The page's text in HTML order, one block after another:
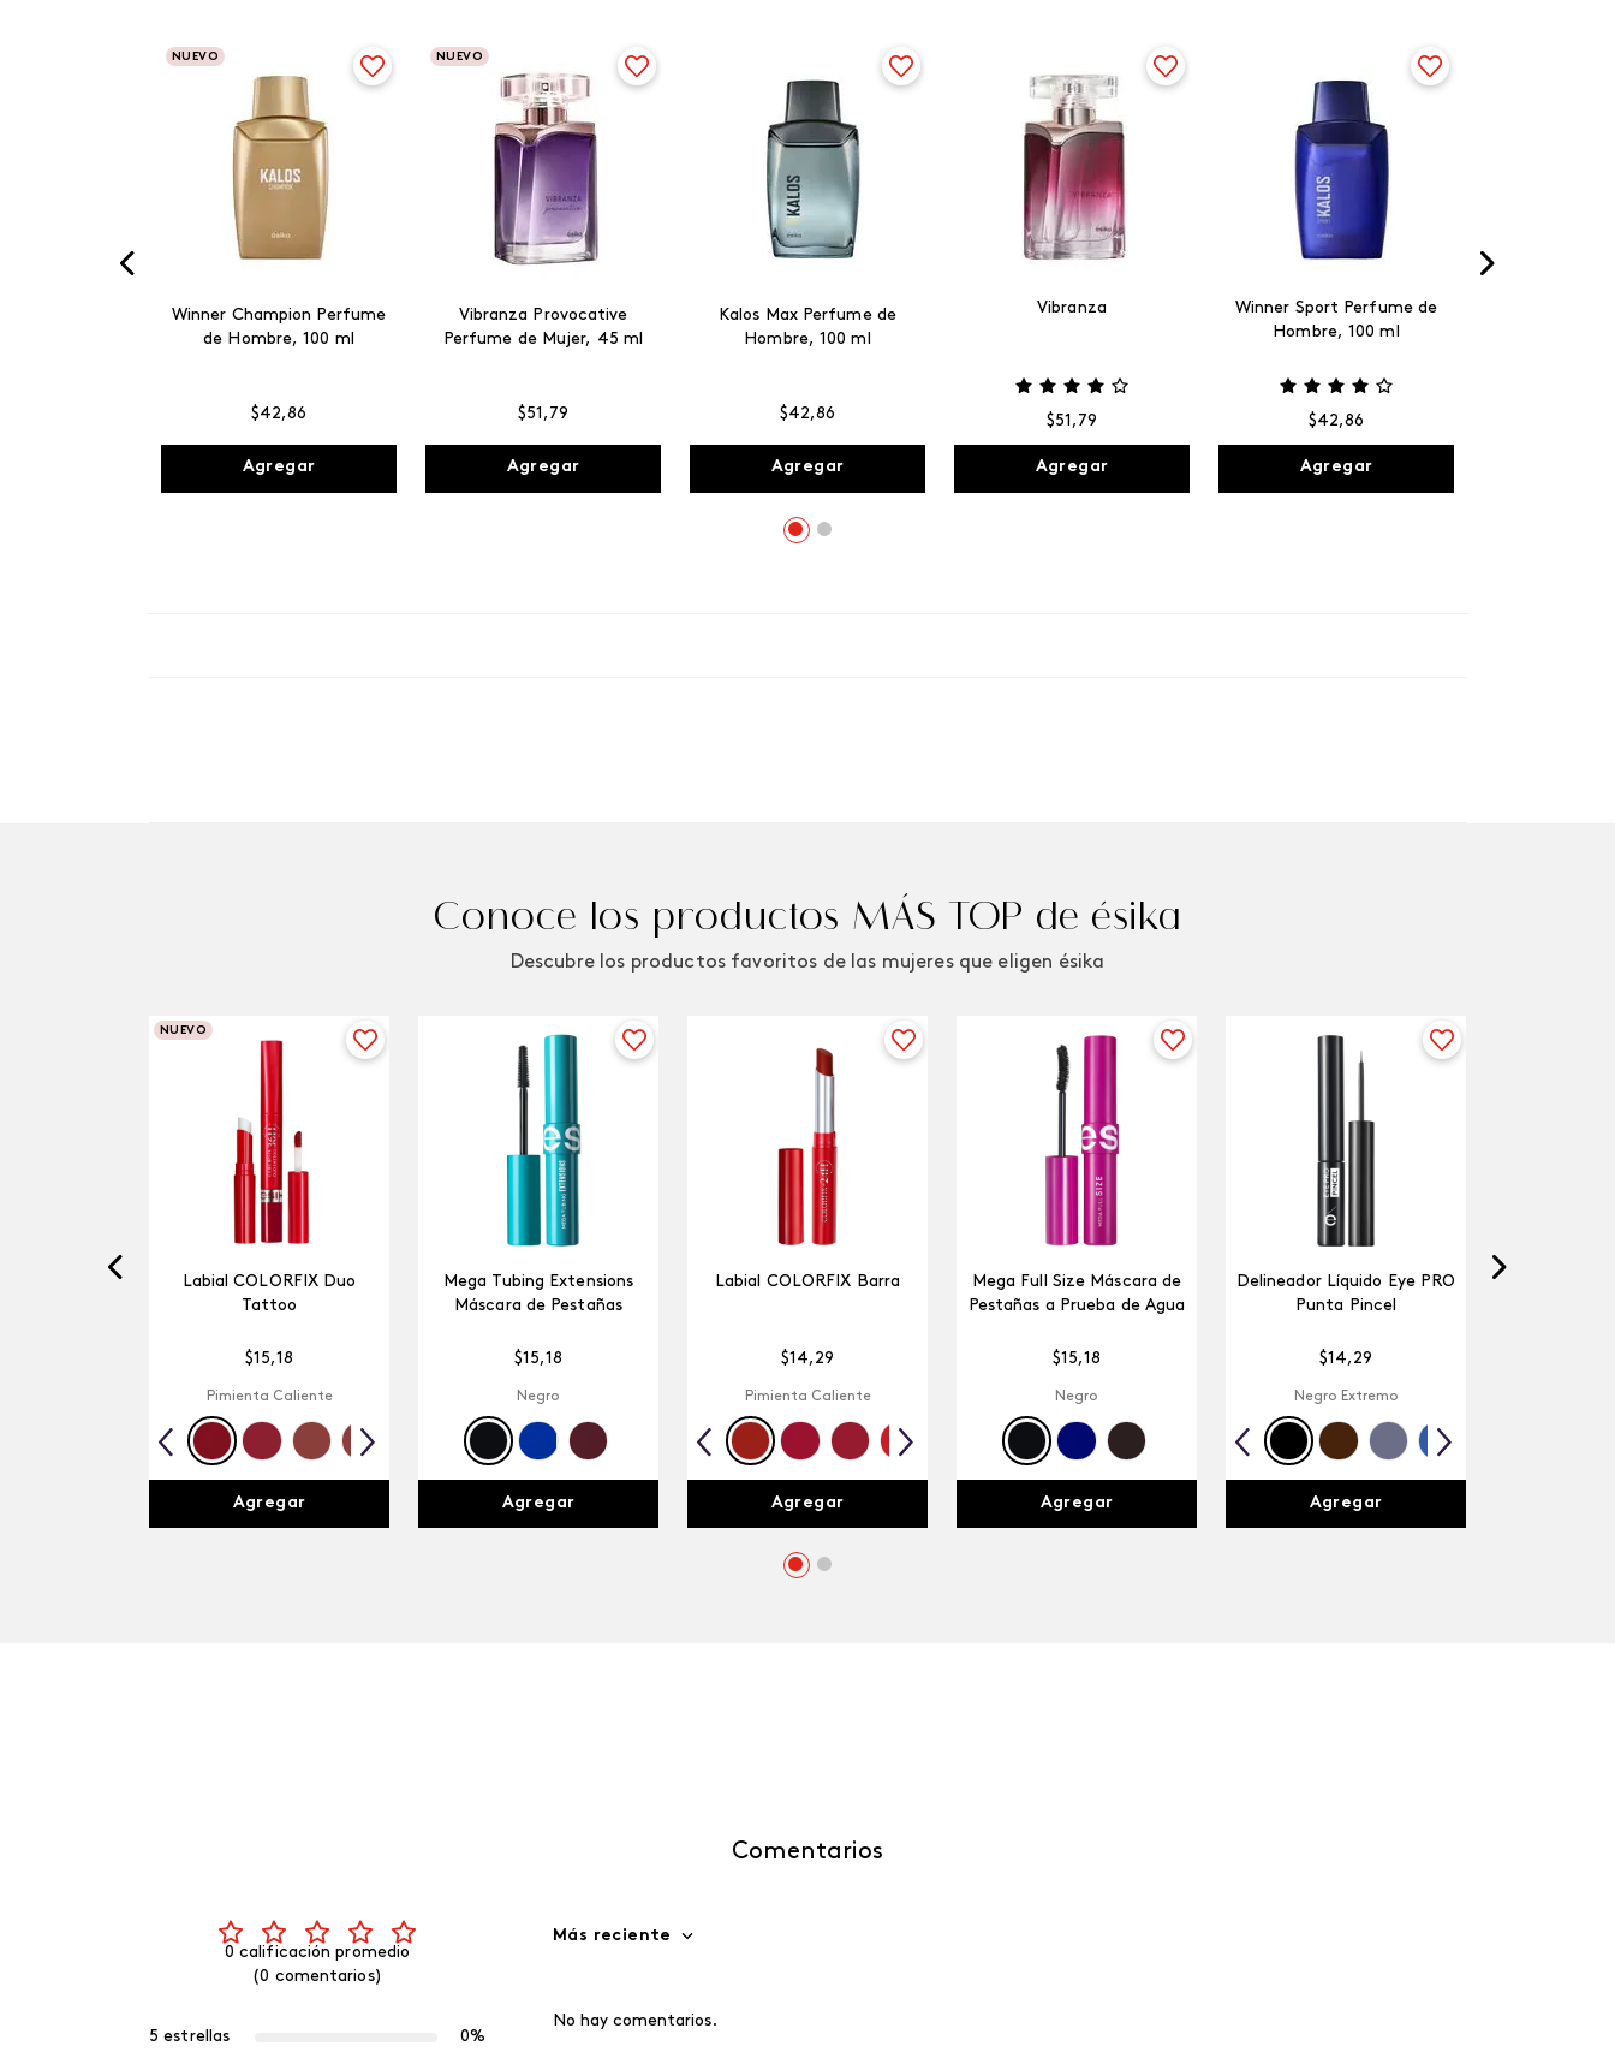
NUEVO
Winner Champion Perfume
de Hombre, 100 ml
$42,86
Agregar
NUEVO
Vibranza Provocative
Perfume de Mujer, 45 ml
$51 , 79
Agregar
Kalos Max Perfume de
Hombre, 100 ml
$42,86
Agregar
Vibranza
$51 , 79
Agregar
Winner Sport Perfume de
Hombre, 100 ml
$42,86
Agregar
Conoce los productos MÁS TOP de ésika
Descubre los productos favoritos de las mujeres que eligen ésika
NUEVO
Labial COLORFIX Duo
Tattoo
$15,18
Pimienta Caliente
Agregar
Mega Tubing Extensions
Máscara de Pestañas
$15,18
Negro
Agregar
Labial COLORFIX Barra
$14, 29
Pimienta Caliente
Agregar
Mega Full Size Máscara de
Pestañas a Prueba de Agua
$15,18
Negro
Agregar
Delineador Líquido Eye PRO
Punta Pincel
$14, 29
Negro Extremo
Agregar
Comentarios
0 calificación promedio
(0 comentarios)
5 estrellas
0%
Más reciente
No hay comentarios.